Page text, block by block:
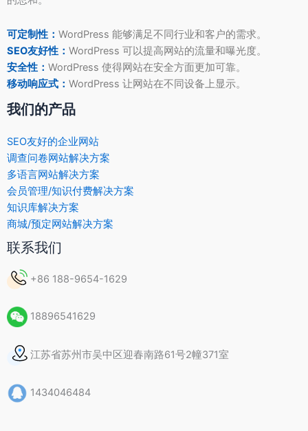
可定制性： WordPress 能够满足不同行业和客户的需求。
SEO友好性： WordPress 可以提高网站的流量和曝光度。
安全性： WordPress 使得网站在安全方面更加可靠。
移动响应式： WordPress 让网站在不同设备上显示。
我们的产品
SEO友好的企业网站
调查问卷网站解决方案
多语言网站解决方案
会员管理/知识付费解决方案
知识库解决方案
商城/预定网站解决方案
联系我们
+86 188-9654-1629
18896541629
江苏省苏州市吴中区迎春南路61号2幢371室
1434046484